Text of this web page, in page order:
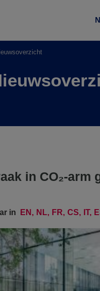
in CO₂-arm
in EN NL FR CS IT